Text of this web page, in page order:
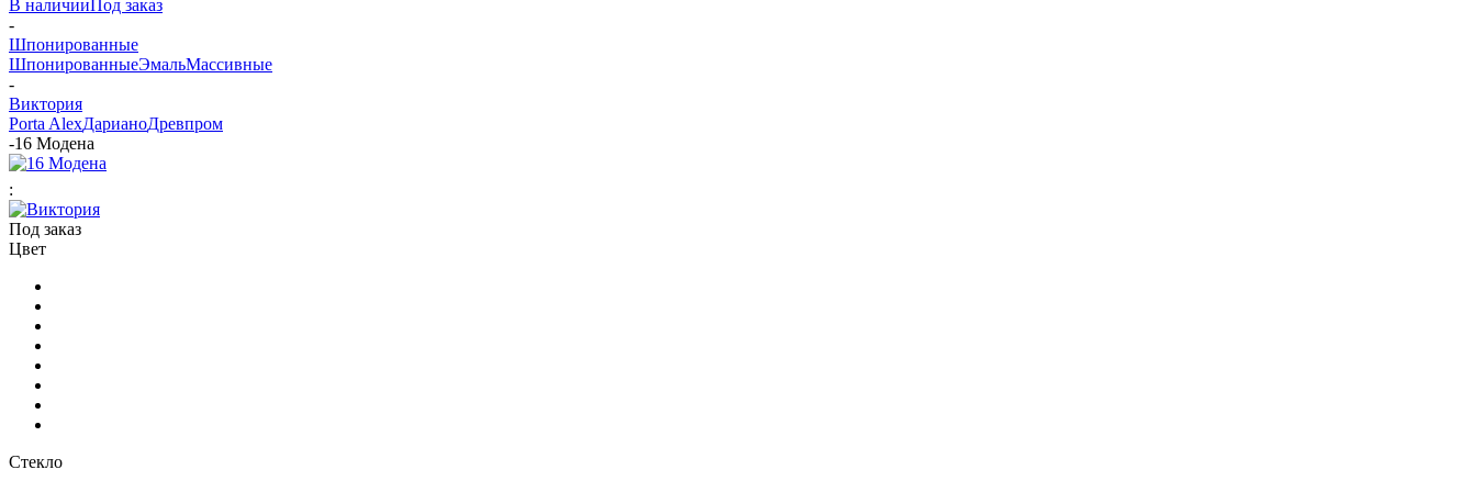
В наличииПод заказ
-
Шпонированные
ШпонированныеЭмальМассивные
-
Виктория
Porta AlexДарианоДревпром
-16 Модена
:
Под заказ
Цвет
Стекло